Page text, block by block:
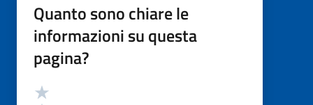
Quanto sono chiare le
informazioni su questa
pagina?
Valutazione